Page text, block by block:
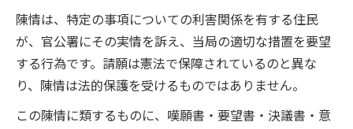
陳情は、特定の事項についての利害関係を有する住民
が、官公署にその実情を訴え、当局の適切な措置を要望
する行為です。請願は憲法で保障されているのと異な
り、陳情は法的保護を受けるものではありません。
この陳情に類するものに、嘆願書・要望書・決議書・意